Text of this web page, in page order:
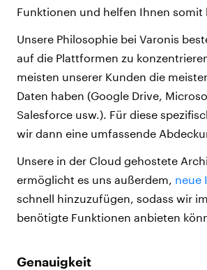
Funktionen und helfen Ihnen somit
Unsere Philosophie bei Varonis
auf die Plattformen zu
meisten unserer Kunden die
Daten haben (Google Drive,
Salesforce usw.). Für diese
wir dann eine umfassende
Unsere in der Cloud gehostete
ermöglicht es uns außerdem, neue
schnell hinzuzufügen, sodass wir
benötigte Funktionen anbieten
Genauigkeit